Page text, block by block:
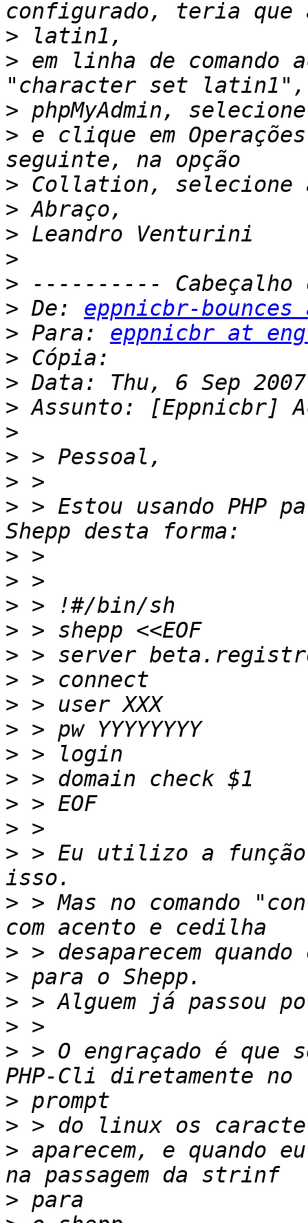
>
> em linha de
>
> e clique em
>
>
>
>
>
> De: eppnicbr-
> Para: eppnicbr at
>
>
>
>
>
>
> > Estou usando PHP
>
>
>
>
>
>
>
>
>
>
>
>
> > Eu utilizo a
> > Mas no comando
>
>
>
>
> > O engraçado é
>
>
> aparecem, e quando
>